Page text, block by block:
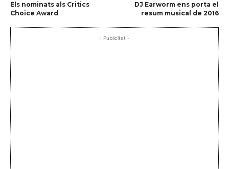
Els nominats als Critics
Choice Award
DJ Earworm ens porta el
resum musical de 2016
- Publicitat -